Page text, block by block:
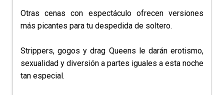
Otras cenas con espectáculo ofrecen versiones
más picantes para tu despedida de soltero.
Strippers, gogos y drag Queens le darán erotismo,
sexualidad y diversión a partes iguales a esta noche
tan especial.